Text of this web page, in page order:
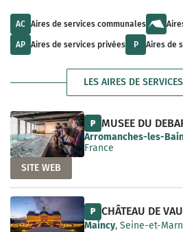
i
l
b
l
t
s
v
a
a
e
l
t
a
v
l
l
e
AC Aires de services communales
AP Aires de services privées P Aires de
LES AIRES DE
P MUSEE DU
Arromanches-les-
France
SITE WEB
P CHÂTEAU DE
Maincy, Seine-et-